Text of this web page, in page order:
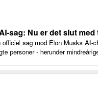
sag: Nu er det slut
sag mod Elon Musks AI-
personer - herunder